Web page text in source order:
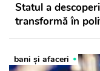
Statul a
transformă în
bani și afaceri